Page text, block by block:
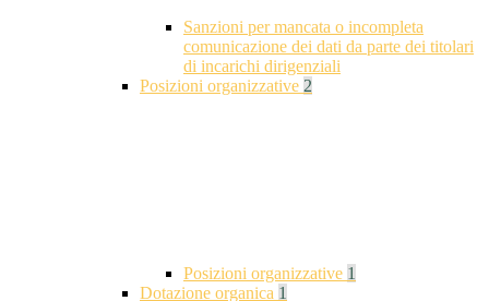
Sanzioni per mancata o incompleta
comunicazione dei dati da parte dei titolari
di incarichi dirigenziali
Posizioni organizzative 2
Posizioni organizzative 1
Dotazione organica 1